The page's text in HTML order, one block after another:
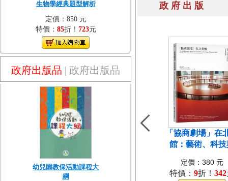
生物學經典題型解析
定價：850 元
特價： 85折！ 723元
政府出版品 | 政府出版品
幼兒園教保活動課程大
綱
政 府 出
「協商劇場」在
館：藝術、科技
定價：380 元
特價： 9折！ 342